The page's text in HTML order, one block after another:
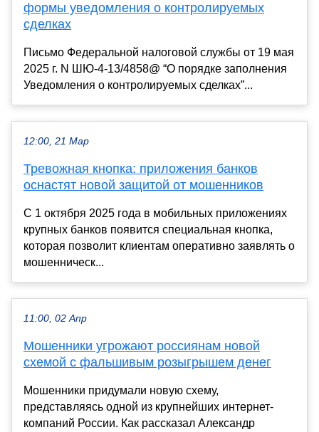
формы уведомления о контролируемых
сделках
Письмо Федеральной налоговой службы от 19 мая
2025 г. N ШЮ-4-13/4858@ “О порядке заполнения
Уведомления о контролируемых сделках”...
12:00, 21 Мар
Тревожная кнопка: приложения банков
оснастят новой защитой от мошенников
С 1 октября 2025 года в мобильных приложениях
крупных банков появится специальная кнопка,
которая позволит клиентам оперативно заявлять о
мошенническ...
11:00, 02 Апр
Мошенники угрожают россиянам новой
схемой с фальшивым розыгрышем денег
Мошенники придумали новую схему,
представляясь одной из крупнейших интернет-
компаний России. Как рассказал Александр